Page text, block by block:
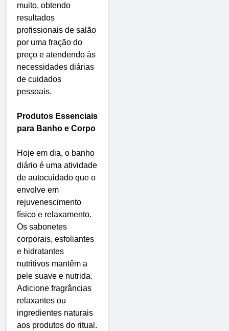
muito, obtendo
resultados
profissionais de salão
por uma fração do
preço e atendendo às
necessidades diárias
de cuidados
pessoais.
Produtos Essenciais
para Banho e Corpo
Hoje em dia, o banho
diário é uma atividade
de autocuidado que o
envolve em
rejuvenescimento
físico e relaxamento.
Os sabonetes
corporais, esfoliantes
e hidratantes
nutritivos mantêm a
pele suave e nutrida.
Adicione fragrâncias
relaxantes ou
ingredientes naturais
aos produtos do ritual.